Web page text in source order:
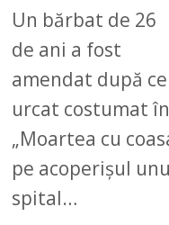
Un bărbat de 26
de ani a fost
amendat după ce
urcat costumat în
„Moartea cu
pe acoperișul
spital…